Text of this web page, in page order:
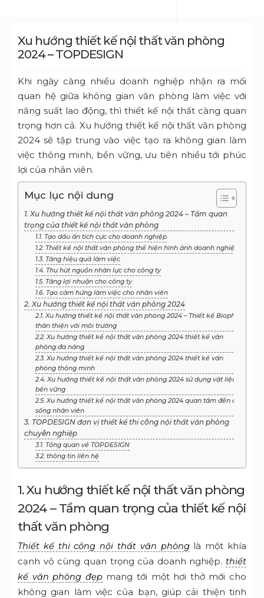
Xu hướng thiết kế nội thất văn phòng
2024 – TOPDESIGN
Khi ngày càng nhiều doanh nghiệp nhận ra mối
quan hệ giữa không gian văn phòng làm việc với
năng suất lao động, thì thiết kế nội thất càng quan
trọng hơn cả. Xu hướng thiết kế nội thất văn phòng
2024 sẽ tập trung vào việc tạo ra không gian làm
việc thông minh, bền vững, ưu tiên nhiều tới phúc
lợi của nhân viên.
Mục lục nội dung
1. Xu hướng thiết kế nội thất văn phòng 2024 – Tầm quan
trọng của thiết kế nội thất văn phòng
1.1. Tạo dấu ấn tích cực cho doanh nghiệp
1.2. Thiết kế nội thất văn phòng thể hiện hình ảnh doanh nghiệp
1.3. Tăng hiệu quả làm việc
1.4. Thu hút nguồn nhân lực cho công ty
1.5. Tăng lợi nhuận cho công ty
1.6. Tạo cảm hứng làm việc cho nhân viên
2. Xu hướng thiết kế nội thất văn phòng 2024
2.1. Xu hướng thiết kế nội thất văn phòng 2024 – Thiết kế Biophilic
thân thiện với môi trường
2.2. Xu hướng thiết kế nội thất văn phòng 2024 thiết kế văn
phòng đa năng
2.3. Xu hướng thiết kế nội thất văn phòng 2024 thiết kế văn
phòng thông minh
2.4. Xu hướng thiết kế nội thất văn phòng 2024 sử dụng vật liệu
bền vững
2.5. Xu hướng thiết kế nội thất văn phòng 2024 quan tâm đến đời
sống nhân viên
3. TOPDESIGN đơn vị thiết kế thi công nội thất văn phòng
chuyên nghiệp
3.1. Tổng quan về TOPDESIGN
3.2. thông tin liên hệ
1. Xu hướng thiết kế nội thất văn phòng
2024 – Tầm quan trọng của thiết kế nội
thất văn phòng
Thiết kế thi công nội thất văn phònglà một khía
cạnh vô cùng quan trọng của doanh nghiệp. thiết
kế văn phòng đẹpmang tới một hơi thở mới cho
không gian làm việc của bạn, giúp cải thiện tinh